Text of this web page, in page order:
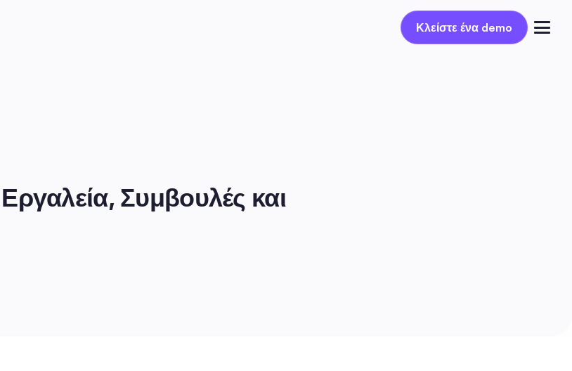
Κλείστε ένα demo
Κλείστε ένα demo
Συμβουλές και